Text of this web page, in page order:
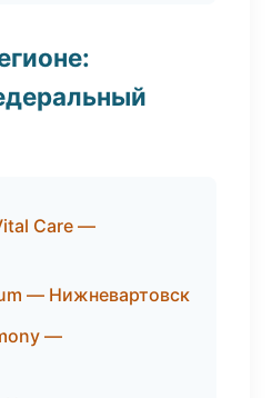
Care —
— Нижневартовск
—